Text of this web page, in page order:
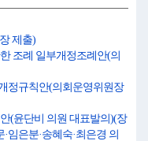
제출)
조례 일부개정조례안(의
정규칙안(의회운영위원장
(윤단비 의원 대표발의)(장
임은분·송혜숙·최은경 의